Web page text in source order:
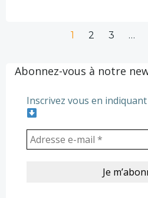
navigation
Page
1 Page
2 Page
3 …
Abonnez-vous à notre
Inscrivez vous en